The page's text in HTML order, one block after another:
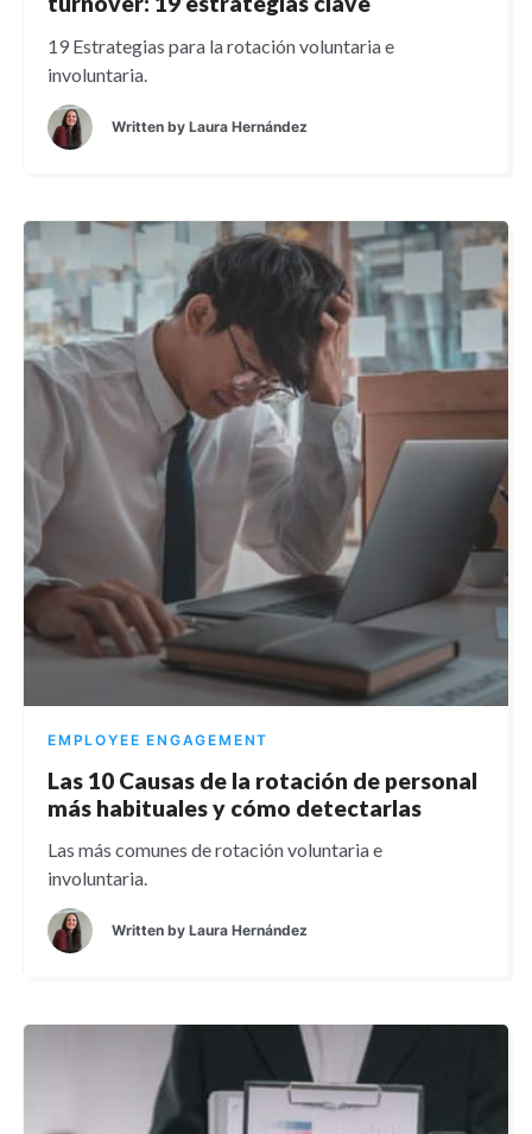
19 Estrategias para la rotación voluntaria e
involuntaria.
Written by Laura Hernández
EMPLOYEE ENGAGEMENT
Las 10 Causas de la rotación de personal
más habituales y cómo detectarlas
Las más comunes de rotación voluntaria e
involuntaria.
Written by Laura Hernández